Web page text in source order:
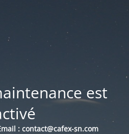
est
: contact@cafex-sn.com